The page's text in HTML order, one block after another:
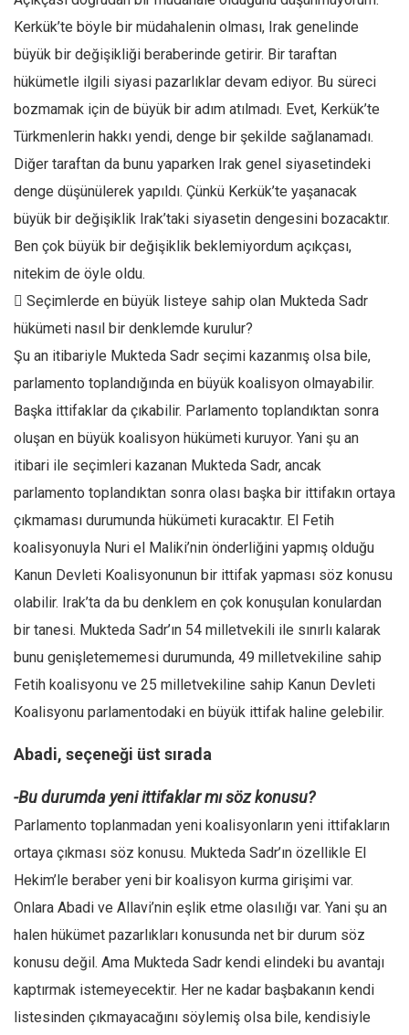
Kitap
Karisi kitap sualleri
7 soruda bu hafta
Spor
Manzara
Sağlık
Gıda-Beslenme
Hayat
Türkiye
Siyaset
Dünya
Avrupa
Afrika
İslam Dünyası
Amerika
Avustralya
Tarih
Düşünce
Dosyalar
Kerkük’te böyle bir müdahalenin olması, Irak genelinde
büyük bir değişikliği beraberinde getirir. Bir taraftan
hükümetle ilgili siyasi pazarlıklar devam ediyor. Bu süreci
bozmamak için de büyük bir adım atılmadı. Evet, Kerkük’te
Türkmenlerin hakkı yendi, denge bir şekilde sağlanamadı.
Diğer taraftan da bunu yaparken Irak genel siyasetindeki
denge düşünülerek yapıldı. Çünkü Kerkük’te yaşanacak
büyük bir değişiklik Irak’taki siyasetin dengesini bozacaktır.
Ben çok büyük bir değişiklik beklemiyordum açıkçası,
nitekim de öyle oldu.
 Seçimlerde en büyük listeye sahip olan Mukteda Sadr
hükümeti nasıl bir denklemde kurulur?
Şu an itibariyle Mukteda Sadr seçimi kazanmış olsa bile,
parlamento toplandığında en büyük koalisyon olmayabilir.
Başka ittifaklar da çıkabilir. Parlamento toplandıktan sonra
oluşan en büyük koalisyon hükümeti kuruyor. Yani şu an
itibari ile seçimleri kazanan Mukteda Sadr, ancak
parlamento toplandıktan sonra olası başka bir ittifakın ortaya
çıkmaması durumunda hükümeti kuracaktır. El Fetih
koalisyonuyla Nuri el Maliki’nin önderliğini yapmış olduğu
Kanun Devleti Koalisyonunun bir ittifak yapması söz konusu
olabilir. Irak’ta da bu denklem en çok konuşulan konulardan
bir tanesi. Mukteda Sadr’ın 54 milletvekili ile sınırlı kalarak
bunu genişletememesi durumunda, 49 milletvekiline sahip
Fetih koalisyonu ve 25 milletvekiline sahip Kanun Devleti
Koalisyonu parlamentodaki en büyük ittifak haline gelebilir.
Abadi, seçeneği üst sırada
-Bu durumda yeni ittifaklar mı söz konusu?
Parlamento toplanmadan yeni koalisyonların yeni ittifakların
ortaya çıkması söz konusu. Mukteda Sadr’ın özellikle El
Hekim’le beraber yeni bir koalisyon kurma girişimi var.
Onlara Abadi ve Allavi’nin eşlik etme olasılığı var. Yani şu an
halen hükümet pazarlıkları konusunda net bir durum söz
konusu değil. Ama Mukteda Sadr kendi elindeki bu avantajı
kaptırmak istemeyecektir. Her ne kadar başbakanın kendi
listesinden çıkmayacağını söylemiş olsa bile, kendisiyle